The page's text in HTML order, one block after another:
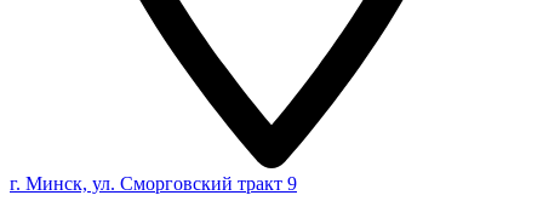
г. Минск, ул. Сморговский тракт 9